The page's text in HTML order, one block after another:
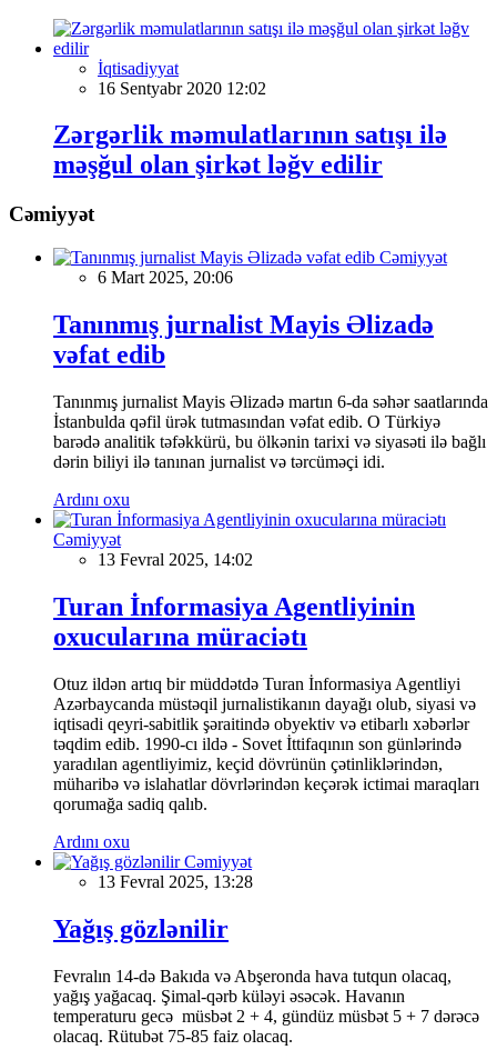
İqtisadiyyat
16 Sentyabr 2020 12:02
Zərgərlik məmulatlarının satışı ilə
məşğul olan şirkət ləğv edilir
Cəmiyyət
Cəmiyyət
6 Mart 2025, 20:06
Tanınmış jurnalist Mayis Əlizadə
vəfat edib
Tanınmış jurnalist Mayis Əlizadə martın 6-da səhər saatlarında
İstanbulda qəfil ürək tutmasından vəfat edib. O Türkiyə
barədə analitik təfəkkürü, bu ölkənin tarixi və siyasəti ilə bağlı
dərin biliyi ilə tanınan jurnalist və tərcüməçi idi.
Ardını oxu
Cəmiyyət
13 Fevral 2025, 14:02
Turan İnformasiya Agentliyinin
oxucularına müraciətı
Otuz ildən artıq bir müddətdə Turan İnformasiya Agentliyi
Azərbaycanda müstəqil jurnalistikanın dayağı olub, siyasi və
iqtisadi qeyri-sabitlik şəraitində obyektiv və etibarlı xəbərlər
təqdim edib. 1990-cı ildə - Sovet İttifaqının son günlərində
yaradılan agentliyimiz, keçid dövrünün çətinliklərindən,
müharibə və islahatlar dövrlərindən keçərək ictimai maraqları
qorumağa sadiq qalıb.
Ardını oxu
Cəmiyyət
13 Fevral 2025, 13:28
Yağış gözlənilir
Fevralın 14-də Bakıda və Abşeronda hava tutqun olacaq,
yağış yağacaq. Şimal-qərb küləyi əsəcək. Havanın
temperaturu gecə müsbət 2 + 4, gündüz müsbət 5 + 7 dərəcə
olacaq. Rütubət 75-85 faiz olacaq.